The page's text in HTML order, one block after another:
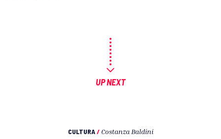
UP NEXT
CULTURA / Costanza Baldini